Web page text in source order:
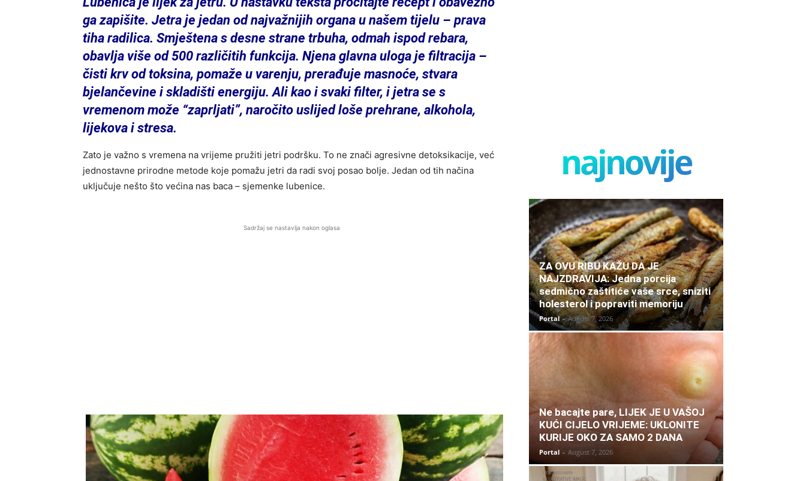
ga zapišite. Jetra je jedan od najvažnijih organa u našem tijelu – prava
tiha radilica. Smještena s desne strane trbuha, odmah ispod rebara,
obavlja više od 500 različitih funkcija. Njena glavna uloga je filtracija –
čisti krv od toksina, pomaže u varenju, prerađuje masnoće, stvara
bjelančevine i skladišti energiju. Ali kao i svaki filter, i jetra se s
vremenom može “zaprljati”, naročito uslijed loše prehrane, alkohola,
lijekova i stresa.
Zato je važno s vremena na vrijeme pružiti jetri podršku. To ne znači agresivne detoksikacije, već
jednostavne prirodne metode koje pomažu jetri da radi svoj posao bolje. Jedan od tih načina
uključuje nešto što većina nas baca – sjemenke lubenice.
Sadržaj se nastavlja nakon oglasa
najnovije
ZA OVU RIBU KAŽU DA JE
NAJZDRAVIJA: Jedna porcija
sedmično zaštitiće vaše srce, sniziti
holesterol i popraviti memoriju
Portal - August 7, 2026
Ne bacajte pare, LIJEK JE U VAŠOJ
KUĆI CIJELO VRIJEME: UKLONITE
KURIJE OKO ZA SAMO 2 DANA
Portal - August 7, 2026